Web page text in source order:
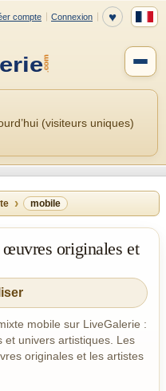
(visiteurs uniques)
mobile
originales et
mobile sur LiveGalerie :
et univers artistiques. Les
originales et les artistes